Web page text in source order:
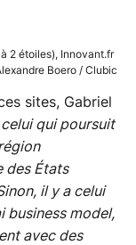
2 étoiles), Innovant.fr
Boero / Clubic
sites, Gabriel
celui qui poursuit
des États
il y a celui
business model,
avec des